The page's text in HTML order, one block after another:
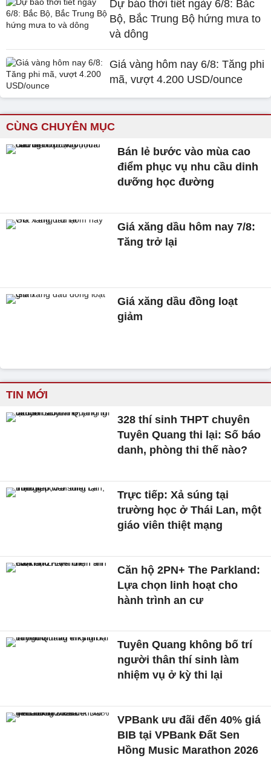
Dự báo thời tiết ngày 6/8: Bắc
Bộ, Bắc Trung Bộ hứng mưa to
và dông
Giá vàng hôm nay 6/8: Tăng phi
mã, vượt 4.200 USD/ounce
CÙNG CHUYÊN MỤC
Bán lẻ bước vào mùa cao
điểm phục vụ nhu cầu dinh
dưỡng học đường
Giá xăng dầu hôm nay 7/8:
Tăng trở lại
Giá xăng dầu đồng loạt
giảm
TIN MỚI
328 thí sinh THPT chuyên
Tuyên Quang thi lại: Số báo
danh, phòng thi thế nào?
Trực tiếp: Xả súng tại
trường học ở Thái Lan, một
giáo viên thiệt mạng
Căn hộ 2PN+ The Parkland:
Lựa chọn linh hoạt cho
hành trình an cư
Tuyên Quang không bố trí
người thân thí sinh làm
nhiệm vụ ở kỳ thi lại
VPBank ưu đãi đến 40% giá
BIB tại VPBank Đất Sen
Hồng Music Marathon 2026